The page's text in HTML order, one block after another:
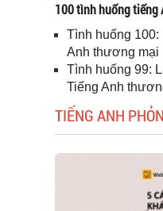
100 tình huống tiếng
Tình huống
Anh thương mại
Tình huống 99:
Tiếng Anh
TIẾNG ANH